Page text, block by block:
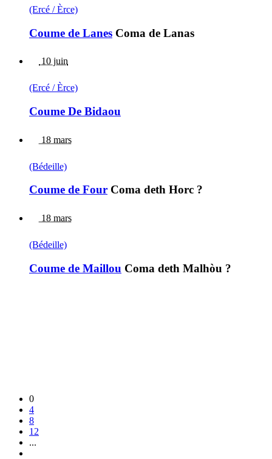
(Ercé / Èrce)
Coume de Lanes Coma de Lanas
10 juin
(Ercé / Èrce)
Coume De Bidaou
18 mars
(Bédeille)
Coume de Four Coma deth Horc ?
18 mars
(Bédeille)
Coume de Maillou Coma deth Malhòu ?
0
4
8
12
...